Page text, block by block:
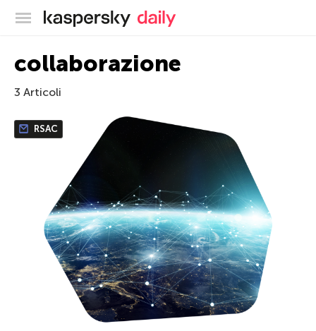
Blog ufficiale di Kaspersky
collaborazione
3 Articoli
RSAC